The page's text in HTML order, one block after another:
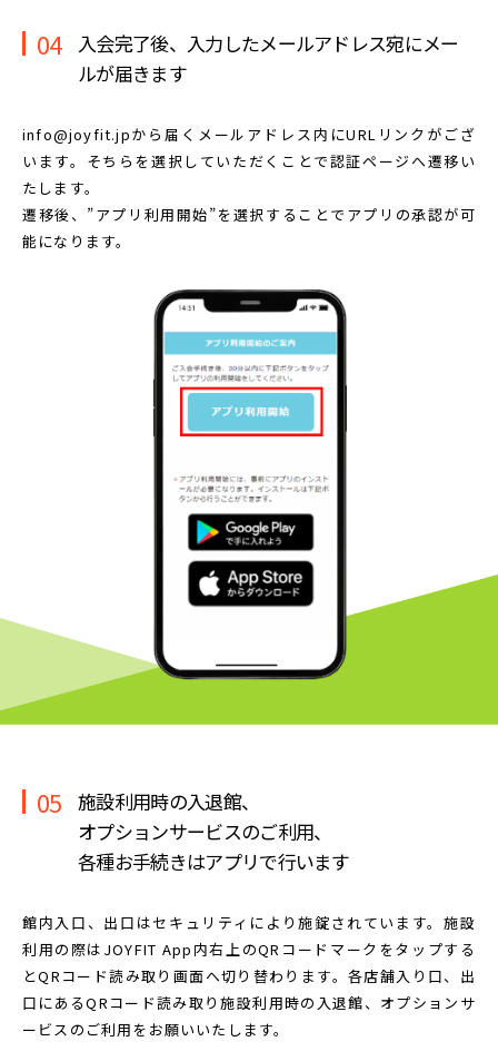
04 入会完了後、入力したメールアドレス宛にメー
ルが届きます
info@joyfit.jpから届くメールアドレス内にURLリンクがござ
います。 そちらを選択していただくことで認証ページへ遷移い
たします。
遷移後、”アプリ利用開始”を選択することで アプリの承認が可
能になります。
05 施設利用時の入退館、
オプションサービスのご利用、
各種お手続きはアプリで行います
館内入口、出口はセキュリティにより施錠されています。施設
利用の際はJOYFIT App内右上のQRコードマークをタップする
とQRコード読み取り画面へ切り替わります。各店舗入り口、出
口にあるQRコード読み取り施設利用時の入退館、オプションサ
ービスのご利用をお願いいたします。